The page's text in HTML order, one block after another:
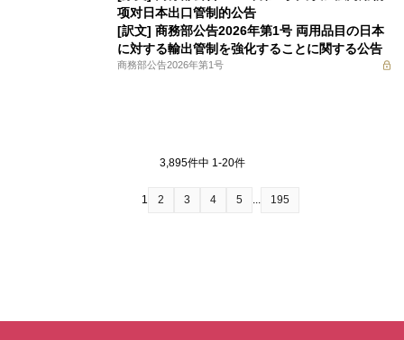
项对日本出口管制的公告
[訳文] 商務部公告2026年第1号 両用品目の日本
に対する輸出管制を強化することに関する公告
商務部公告2026年第1号
3,895件中 1-20件
1 2 3 4 5 ... 195